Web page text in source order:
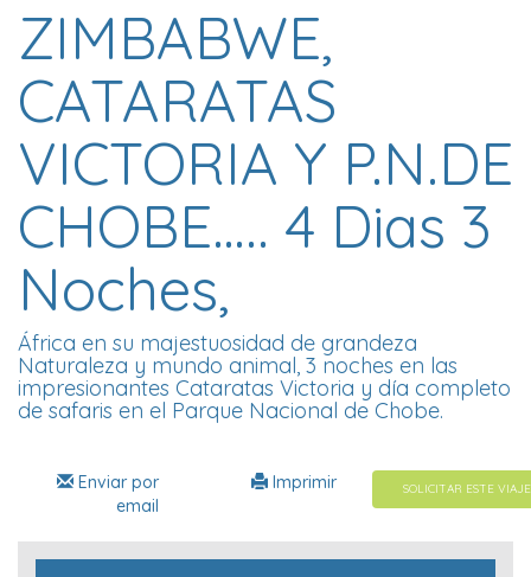
ZIMBABWE,
CATARATAS
VICTORIA Y P.N.DE
CHOBE….. 4 Dias 3
Noches,
África en su majestuosidad de grandeza
Naturaleza y mundo animal, 3 noches en las
impresionantes Cataratas Victoria y día completo
de safaris en el Parque Nacional de Chobe.
SOLICITAR ESTE VIAJE
Imprimir
Enviar por
email